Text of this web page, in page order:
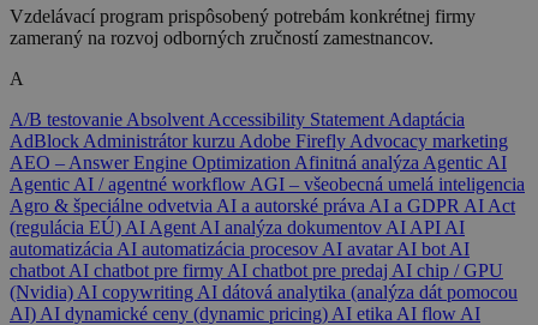
Vzdelávací program prispôsobený potrebám konkrétnej firmy
zameraný na rozvoj odborných zručností zamestnancov.
A
A/B testovanie Absolvent Accessibility Statement Adaptácia
AdBlock Administrátor kurzu Adobe Firefly Advocacy marketing
AEO – Answer Engine Optimization Afinitná analýza Agentic AI
Agentic AI / agentné workflow AGI – všeobecná umelá inteligencia
Agro & špeciálne odvetvia AI a autorské práva AI a GDPR AI Act
(regulácia EÚ) AI Agent AI analýza dokumentov AI API AI
automatizácia AI automatizácia procesov AI avatarAI bot AI
chatbot AI chatbot pre firmy AI chatbot pre predaj AI chip / GPU
(Nvidia) AI copywriting AI dátová analytika (analýza dát pomocou
AI) AI dynamické ceny (dynamic pricing) AI etika AI flow AI